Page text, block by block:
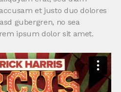
et justo duo dolores
gubergren, no sea
ipsum dolor sit amet.